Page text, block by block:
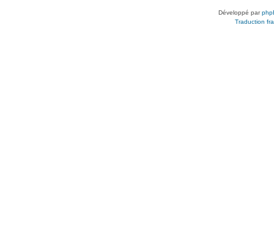
Développé par
Traduction